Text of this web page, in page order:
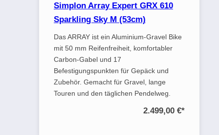
Simplon Array Expert GRX 610
Sparkling Sky M (53cm)
Das ARRAY ist ein Aluminium-Gravel Bike
mit 50 mm Reifenfreiheit, komfortabler
Carbon-Gabel und 17
Befestigungspunkten für Gepäck und
Zubehör. Gemacht für Gravel, lange
Touren und den täglichen Pendelweg.
2.499,00 €*